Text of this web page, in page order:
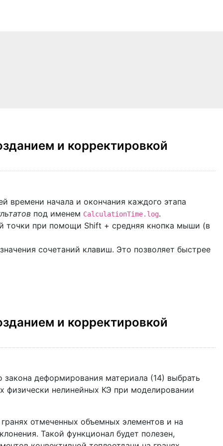
и корректировкой
времени начала и окончания каждого этапа
под именем CalculationTime.log.
точки при помощи Shift + средняя кнопка мыши (в
сочетаний клавиш. Это позволяет быстрее
и корректировкой
деформирования материала (14) выбрать
физически нелинейных КЭ при моделировании
отмеченных объемных элементов и на
Такой функционал будет полезен,